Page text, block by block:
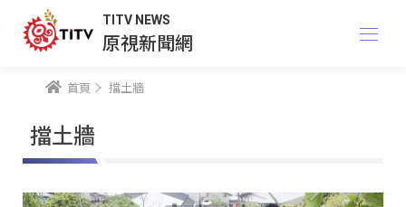
TITV NEWS
原視新聞網
首頁 擋土牆
擋土牆